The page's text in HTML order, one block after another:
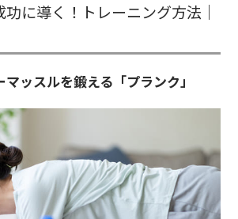
に導く！トレーニング方法｜
ッスルを鍛える「プランク」